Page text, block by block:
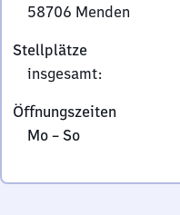
58706 Menden
Straße,
5
7
0
Menden
Stellplätze
insgesamt:
Öffnungszeiten
Montag
Sonntag
Mo – So,